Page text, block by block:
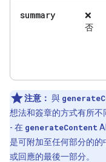
summary
❌
否
注意： 與
想法和簽章的方式有所不
- 在 generateContent
是可附加至任何部分的
或回應的最後一部分。